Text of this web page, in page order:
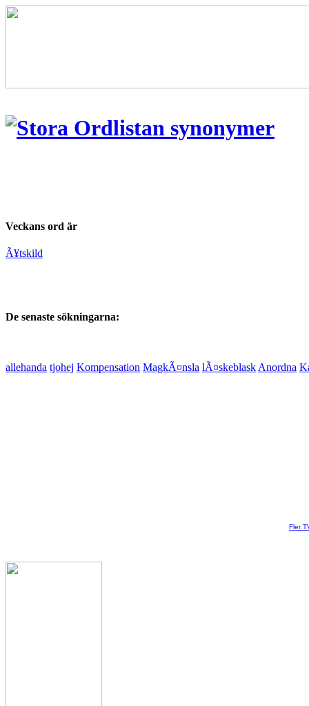
Veckans ord är
Ã¥tskild
De senaste sökningarna:
allehanda tjohej Kompensation MagkÃ¤nsla lÃ¤skeblask Anordna
Fler